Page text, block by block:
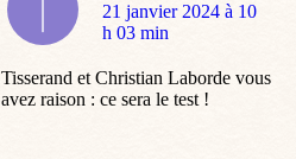
dit
:
21 janvier 2024 à 10
h 03 min
Tisserand et Christian Laborde vous
avez raison : ce sera le test !